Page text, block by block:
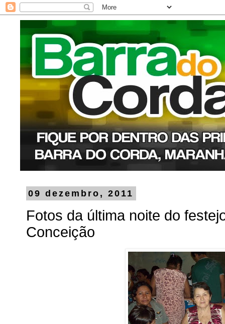
09 dezembro, 2011
Fotos da última noite do
Conceição